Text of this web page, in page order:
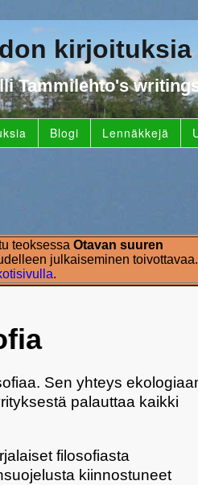
Tammilehto's
Blogi Lennäkkejä
teoksessa Otavan suuren
julkaiseminen toivottavaa.
.
Sen yhteys
palauttaa kaikki
filosofiasta
kiinnostuneet